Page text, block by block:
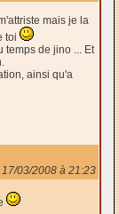
mais je la
toi
temps de jino ... Et
ainsi qu'a
03/2008 à 21:23